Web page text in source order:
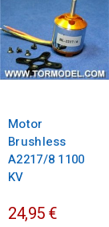
Motor
Brushless
A2217/8 1100
KV
24,95 €